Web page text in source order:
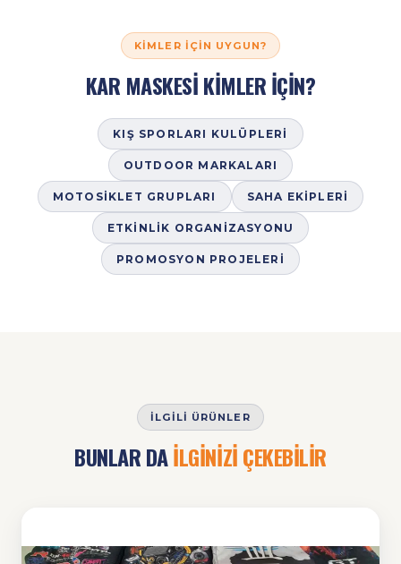
KIMLER İÇIN UYGUN?
KAR MASKESİ KİMLER İÇİN?
KIŞ SPORLARI KULÜPLERI
OUTDOOR MARKALARI
MOTOSIKLET GRUPLARI SAHA EKIPLERI
ETKINLIK ORGANIZASYONU
PROMOSYON PROJELERI
İLGILI ÜRÜNLER
BUNLAR DAİLGİNİZİ ÇEKEBİLİR